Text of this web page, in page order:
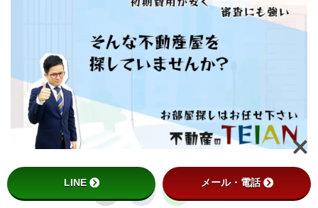
LINE メール・電話